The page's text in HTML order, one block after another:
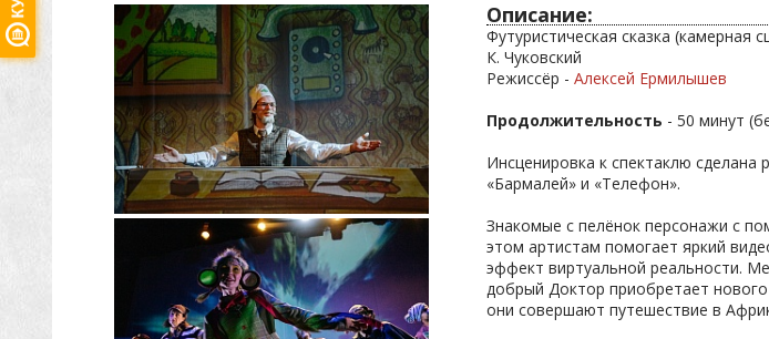
Описание:
Футуристическая сказка (камерная
К. Чуковский
Режиссёр - Алексей Ермилышев
Продолжительность - 50 минут
Инсценировка к спектаклю
«Бармалей» и «Телефон».
Знакомые с пелёнок персонажи с
этом артистам помогает яркий
эффект виртуальной реальности.
добрый Доктор приобретает
они совершают путешествие в